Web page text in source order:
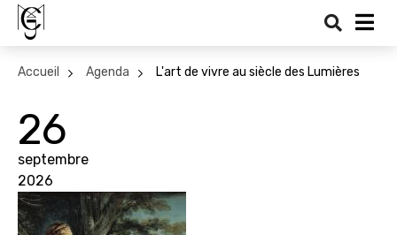
Accueil Agenda L'art de vivre au siècle des Lumières
26
septembre
2026